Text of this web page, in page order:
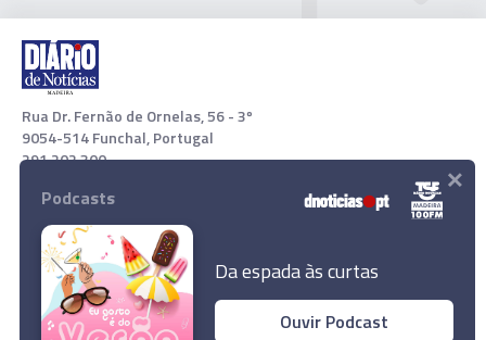
Rua Dr. Fernão de Ornelas, 56 - 3º
9054-514 Funchal, Portugal
291 202 300
Download App
Podcasts
Da espada às curtas
Ouvir Podcast
×